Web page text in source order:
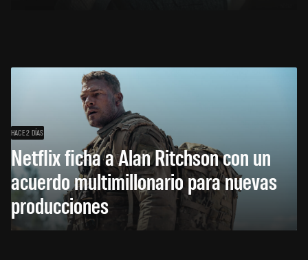
HACE 2 DÍAS
Netflix ficha a Alan Ritchson con un
acuerdo multimillonario para nuevas
producciones